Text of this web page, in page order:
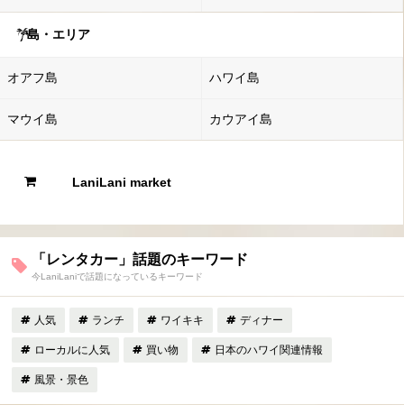
島・エリア
オアフ島 ハワイ島
マウイ島 カウアイ島
LaniLani market
「レンタカー」話題のキーワード
今LaniLaniで話題になっているキーワード
人気 ランチ ワイキキ ディナー
ローカルに人気 買い物 日本のハワイ関連情報
風景・景色